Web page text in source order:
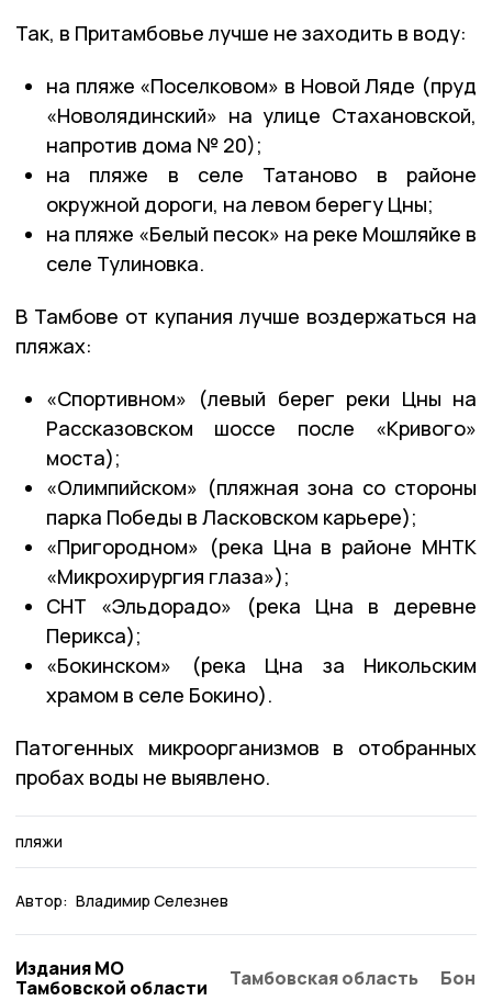
Так, в Притамбовье лучше не заходить в воду:
на пляже «Поселковом» в Новой Ляде (пруд
«Новолядинский» на улице Стахановской,
напротив дома № 20);
на пляже в селе Татаново в районе
окружной дороги, на левом берегу Цны;
на пляже «Белый песок» на реке Мошляйке в
селе Тулиновка.
В Тамбове от купания лучше воздержаться на
пляжах:
«Спортивном» (левый берег реки Цны на
Рассказовском шоссе после «Кривого»
моста);
«Олимпийском» (пляжная зона со стороны
парка Победы в Ласковском карьере);
«Пригородном» (река Цна в районе МНТК
«Микрохирургия глаза»);
СНТ «Эльдорадо» (река Цна в деревне
Перикса);
«Бокинском» (река Цна за Никольским
храмом в селе Бокино).
Патогенных микроорганизмов в отобранных
пробах воды не выявлено.
пляжи
Автор: Владимир Селезнев
Издания МО
Тамбовской области
Тамбовская область